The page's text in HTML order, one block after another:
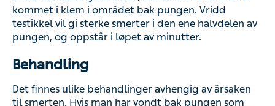
kommet i klem i området bak pungen. Vridd testikkel vil gi
sterke smerter i den ene halvdelen av pungen, og oppstår
i løpet av minutter.
Behandling
Det finnes ulike behandlinger avhengig av årsaken til
smerten. Hvis man har vondt bak pungen som følge av